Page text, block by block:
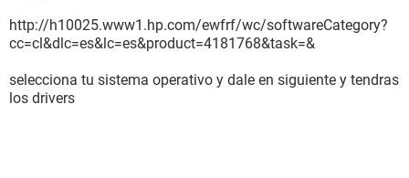
http://h10025.www1.hp.com/ewfrf/wc/softwareCategory?
cc=cl&dlc=es&lc=es&product=4181768&task=&
selecciona tu sistema operativo y dale en siguiente y tendras
los drivers